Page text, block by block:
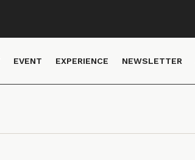
EVENT EXPERIENCE NEWSLETTER